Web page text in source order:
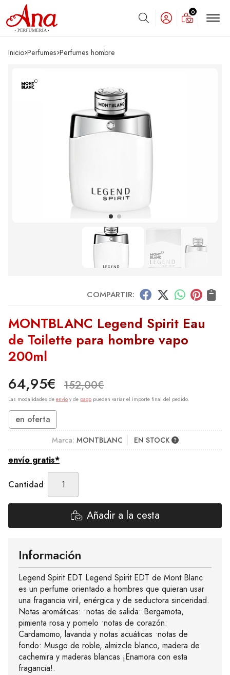
Buscar
0
Inicio perfumes perfumes hombre
COMPARTIR:
MONTBLANC Legend Spirit Eau
de Toilette para hombre vapo
200ml
64,95€ 152,00€
Las modalidades de envío y de pago pueden variar el importe final del pedido.
en oferta
Marca: MONTBLANC EN STOCK
envío gratis*
Cantidad
Añadir a la cesta
Información
Legend Spirit EDT Legend Spirit EDT de Mont Blanc
es un perfume orientado a hombres que quieran usar
una fragancia viril, enérgica y de seductora sinceridad.
Notas aromáticas: •notas de salida: Bergamota,
pimienta rosa y pomelo •notas de corazón:
Cardamomo, lavanda y notas acuáticas •notas de
fondo: Musgo de roble, almizcle blanco, madera de
cachemira y maderas blancas ¡Enamora con esta
fragancia!.